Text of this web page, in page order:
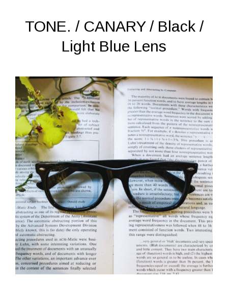
TONE. / CANARY / Black /
Light Blue Lens